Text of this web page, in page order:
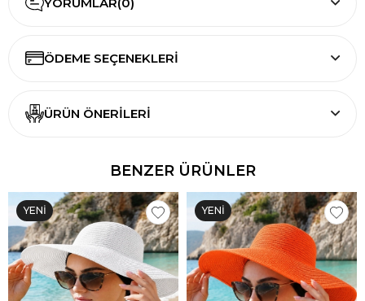
ÖDEME SEÇENEKLERI
ÜRÜN ÖNERILERI
BENZER ÜRÜNLER
YENI
ÜRÜN
YENI
ÜRÜN